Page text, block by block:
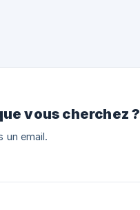
vous cherchez ?
un email.